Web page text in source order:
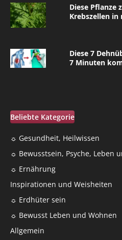
Diese Pflanze
Krebszellen in
Diese 7
7 Minuten
Beliebte Kategorie
☼ Gesundheit, Heilwissen
☼ Bewusstsein, Psyche, Leben
☼ Ernährung
Inspirationen und Weisheiten
☼ Erdhüter sein
☼ Bewusst Leben und Wohnen
Allgemein